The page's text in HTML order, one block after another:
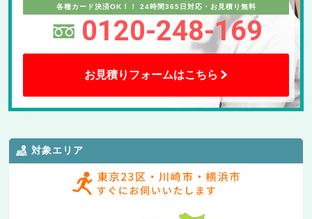
各種カード決済OK！！ 24時間365日対応・お見積り無料
0120-248-169
お見積りフォームはこちら
対象エリア